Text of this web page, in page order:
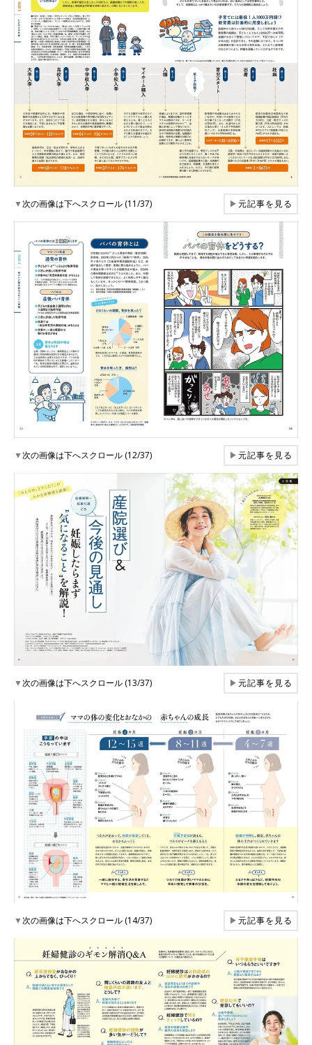
▼次の画像は下へスクロール (11/37) ▶元記事を見る
▼次の画像は下へスクロール (12/37) ▶元記事を見る
▼次の画像は下へスクロール (13/37) ▶元記事を見る
▼次の画像は下へスクロール (14/37) ▶元記事を見る